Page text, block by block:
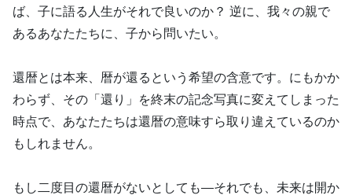
ば、子に語る人生がそれで良いのか？ 逆に、我々の親で
あるあなたたちに、子から問いたい。
還暦とは本来、暦が還るという希望の含意です。にもかか
わらず、その「還り」を終末の記念写真に変えてしまった
時点で、あなたたちは還暦の意味すら取り違えているのか
もしれません。
もし二度目の還暦がないとしても―それでも、未来は開か